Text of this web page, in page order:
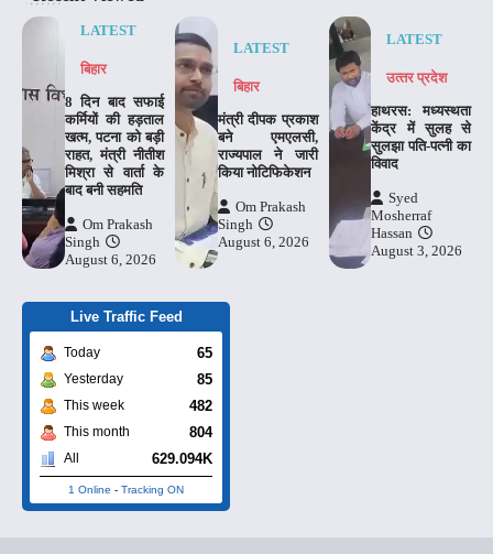
LATEST
बिहार
8 दिन बाद सफाई
कर्मियों की हड़ताल
खत्म, पटना को बड़ी
राहत, मंत्री नीतीश
मिश्रा से वार्ता के
बाद बनी सहमति
Om Prakash
Singh
August 6, 2026
LATEST
बिहार
मंत्री दीपक प्रकाश
बने एमएलसी,
राज्यपाल ने जारी
किया नोटिफिकेशन
Om Prakash
Singh
August 6, 2026
LATEST
उत्‍तर प्रदेश
हाथरस: मध्यस्थता
केंद्र में सुलह से
सुलझा पति-पत्नी का
विवाद
Syed
Mosherraf
Hassan
August 3, 2026
Live Traffic Feed
Today 65
Yesterday 85
This week 482
This month 804
All 629.094K
1 Online - Tracking ON